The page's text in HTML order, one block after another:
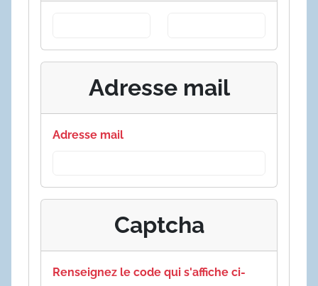
Adresse mail
Adresse mail
Captcha
Renseignez le code qui s'affiche ci-